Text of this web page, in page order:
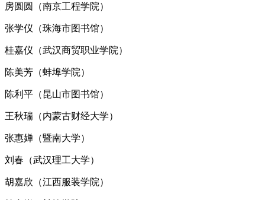
房圆圆（南京工程学院）
张学仪（珠海市图书馆）
桂嘉仪（武汉商贸职业学院）
陈美芳（蚌埠学院）
陈利平（昆山市图书馆）
王秋瑞（内蒙古财经大学）
张惠婵（暨南大学）
刘春（武汉理工大学）
胡嘉欣（江西服装学院）